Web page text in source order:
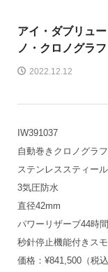
アイ・ダブリュ
ノ・クロノグラフ
2022.12.12
IW391037
自動巻きクロノグラフ
ステンレススティー
3気圧防水
直径42mm
パワーリザーブ44時間
秒針停止機能付きス
価格：¥841,500（税込